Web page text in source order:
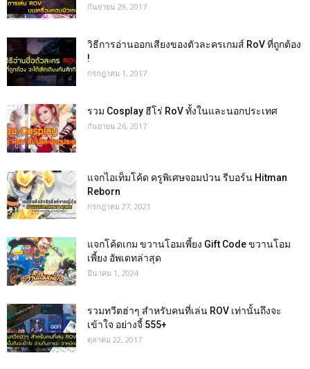
กันยายน 29, 2017
วิธีการอ่านออกเสียงของตัวละครเกมส์ RoV ที่ถูกต้อง
!
กรกฎาคม 1, 2017
รวม Cosplay ฮีโร่ RoV ทั้งในและนอกประเทศ
กันยายน 26, 2017
แจกไอเท็มโค้ด ครูพิเศษจอมป่วน รีบอร์น Hitman
Reborn
กรกฎาคม 27, 2021
แจกโค้ดเกม ขวานโอมเพี้ยง Gift Code ขวานโอม
เพี้ยง อัพเดทล่าสุด
มีนาคม 1, 2024
รวมทวีตฮ่าๆ สำหรับคนที่เล่น ROV เท่านั้นถึงจะ
เข้าใจ อย่างจี้ 555+
ตุลาคม 22, 2017